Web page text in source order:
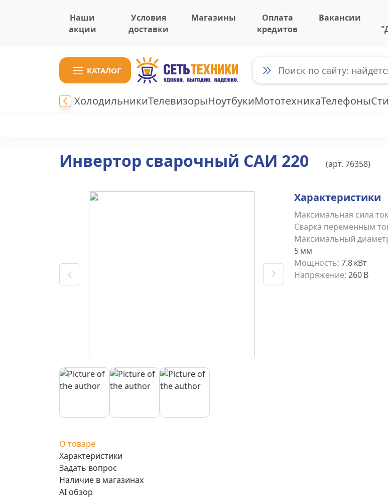
Наши
акции
Условия
доставки
Магазины
Оплата
кредитов
Вакансии
КАТАЛОГ
ХолодильникиТелевизорыНоутбукиМототехникаТелефоны
Инвертор сварочный САИ 220 (арт. 76358)
Характеристики
Максимальная сила
Сварка переменным
Максимальный
5мм
Мощность: 7.8кВт
Напряжение: 260В
О товаре
Характеристики
Задать вопрос
Наличие в магазинах
AI обзор